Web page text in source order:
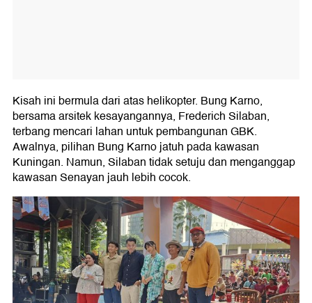
Kisah ini bermula dari atas helikopter. Bung Karno,
bersama arsitek kesayangannya, Frederich Silaban,
terbang mencari lahan untuk pembangunan GBK.
Awalnya, pilihan Bung Karno jatuh pada kawasan
Kuningan. Namun, Silaban tidak setuju dan menganggap
kawasan Senayan jauh lebih cocok.